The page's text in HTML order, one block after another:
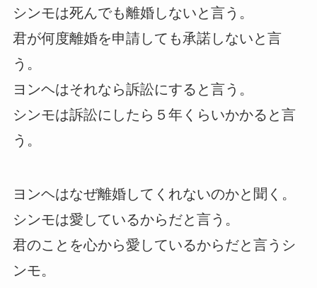
シンモは死んでも離婚しないと言う。
君が何度離婚を申請しても承諾しないと言
う。
ヨンヘはそれなら訴訟にすると言う。
シンモは訴訟にしたら５年くらいかかると言
う。
ヨンヘはなぜ離婚してくれないのかと聞く。
シンモは愛しているからだと言う。
君のことを心から愛しているからだと言うシ
ンモ。